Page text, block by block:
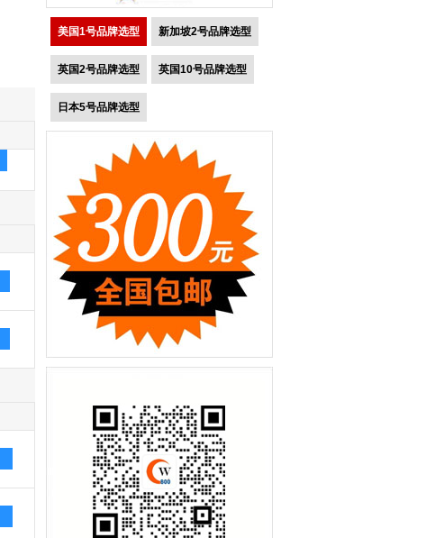
美国1号品牌选型 新加坡2号品牌选型
英国2号品牌选型 英国10号品牌选型
日本5号品牌选型